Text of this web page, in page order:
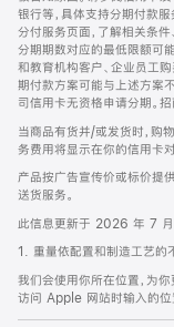
银行等，具体支持分期付款
分付服务页面，了解相关条
分期期数对应的最低限额可
和教育机构客户、企业员工
期付款方案可能与上述方案
司信用卡无资格申请分期。
当商品有货并/或发货时，购
务费用将显示在你的信用卡
产品按广告宣传价或标价提
送货服务。
此信息更新于 2026 年 7 月
1. 重量依配置和制造工艺的
我们会使用你所在位置，为
访问 Apple 网站时输入的位